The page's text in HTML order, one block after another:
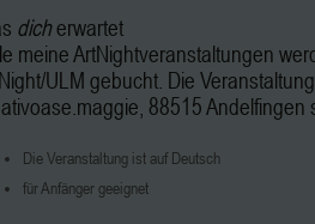
dicherwartet
meine ArtNightveranstaltungen
ULM gebucht. Die
88515 Andelfingen
Die Veranstaltung ist auf Deutsch
für Anfänger geeignet